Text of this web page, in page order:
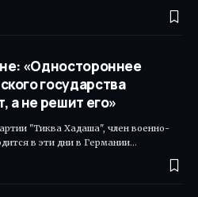
«Одностороннее
государства
а не решит его»
"Тиква Хадаша", член военно-
в эти дни в Германии…